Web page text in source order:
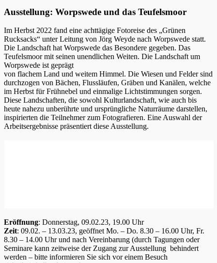
Ausstellung: Worpswede und das Teufelsmoor
Im Herbst 2022 fand eine achttägige Fotoreise des „Grünen
Rucksacks“ unter Leitung von Jörg Weyde nach Worpswede statt.
Die Landschaft hat Worpswede das Besondere gegeben. Das
Teufelsmoor mit seinen unendlichen Weiten. Die Landschaft um
Worpswede ist geprägt
von flachem Land und weitem Himmel. Die Wiesen und Felder sind
durchzogen von Bächen, Flussläufen, Gräben und Kanälen, welche
im Herbst für Frühnebel und einmalige Lichtstimmungen sorgen.
Diese Landschaften, die sowohl Kulturlandschaft, wie auch bis
heute nahezu unberührte und ursprüngliche Naturräume darstellen,
inspirierten die Teilnehmer zum Fotografieren. Eine Auswahl der
Arbeitsergebnisse präsentiert diese Ausstellung.
Eröffnung: Donnerstag, 09.02.23, 19.00 Uhr
Zeit: 09.02. – 13.03.23, geöffnet Mo. – Do. 8.30 – 16.00 Uhr, Fr.
8.30 – 14.00 Uhr und nach Vereinbarung (durch Tagungen oder
Seminare kann zeitweise der Zugang zur Ausstellung behindert
werden – bitte informieren Sie sich vor einem Besuch